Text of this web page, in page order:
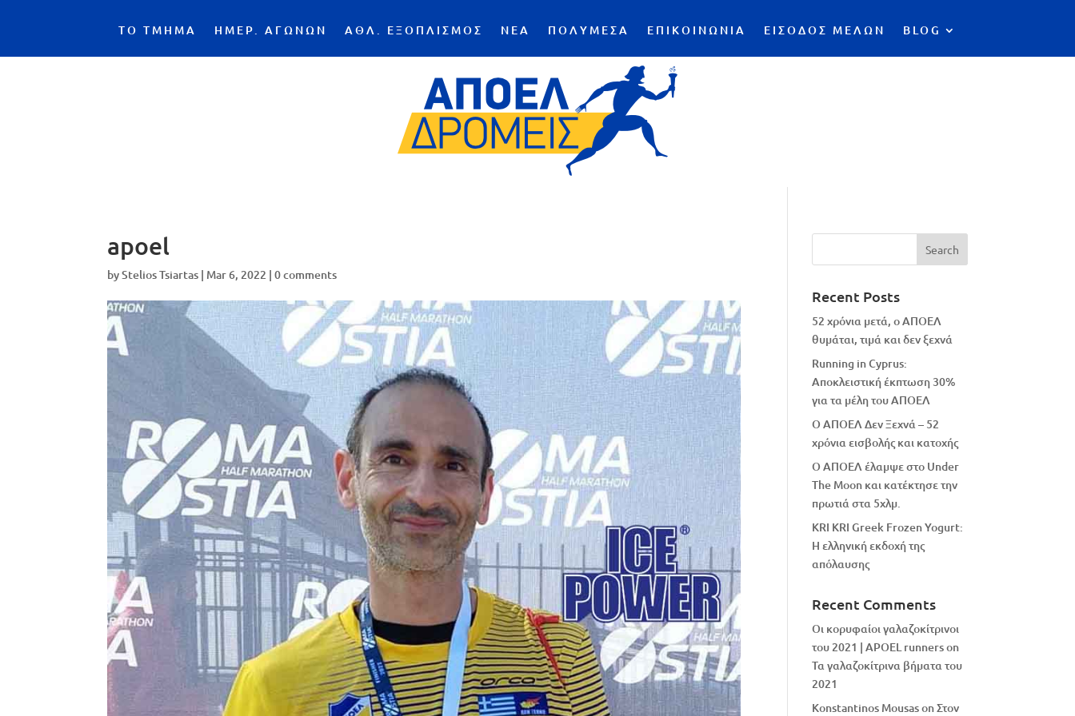
ΤΟ ΤΜΗΜΑ ΗΜΕΡ. ΑΓΩΝΩΝ ΑΘΛ. ΕΞΟΠΛΙΣΜΟΣ ΝΕΑ ΠΟΛΥΜΕΣΑ ΕΠΙΚΟΙΝΩΝΙΑ ΕΙΣΟΔΟΣ ΜΕΛΩΝ BLOG
apoel
byStelios Tsiartas | Mar 6, 2022 |0 comments
Recent Posts
52 χρόνια μετά, ο ΑΠΟΕΛ
θυμάται, τιμά και δεν ξεχνά
Running in Cyprus:
Αποκλειστική έκπτωση 30%
για τα μέλη του ΑΠΟΕΛ
Ο ΑΠΟΕΛ Δεν Ξεχνά – 52
χρόνια εισβολής και κατοχής
Ο ΑΠΟΕΛ έλαμψε στο Under
The Moon και κατέκτησε την
πρωτιά στα 5χλμ.
KRI KRI Greek Frozen Yogurt:
Η ελληνική εκδοχή της
απόλαυσης
Recent Comments
Οι κορυφαίοι γαλαζοκίτρινοι
του 2021 | APOEL runnerson
Τα γαλαζοκίτρινα βήματα του
2021
Konstantinos MousasonΣτον